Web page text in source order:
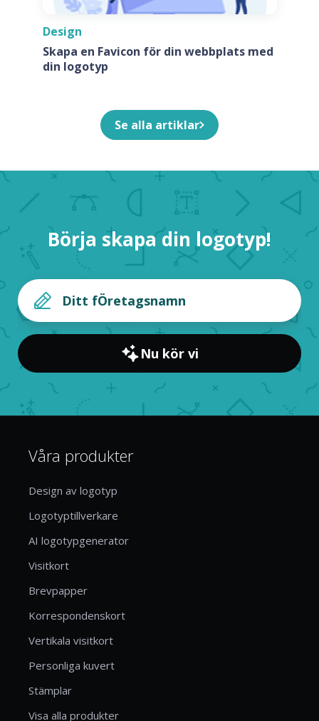
Design
Skapa en Favicon för din webbplats med
din logotyp
Se alla artiklar
Börja skapa din logotyp!
Nu kör vi
Våra produkter
Design av logotyp
Logotyptillverkare
AI logotypgenerator
Visitkort
Brevpapper
Korrespondenskort
Vertikala visitkort
Personliga kuvert
Stämplar
Visa alla produkter